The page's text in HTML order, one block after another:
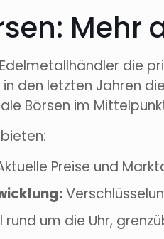
Mehr
die
den letzten Jahren
Börsen im
bieten:
Preise und
rund um die Uhr,